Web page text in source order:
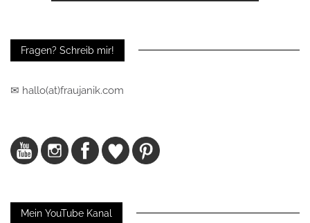
Fragen? Schreib mir!
✉ hallo(at)fraujanik.com
Mein YouTube Kanal